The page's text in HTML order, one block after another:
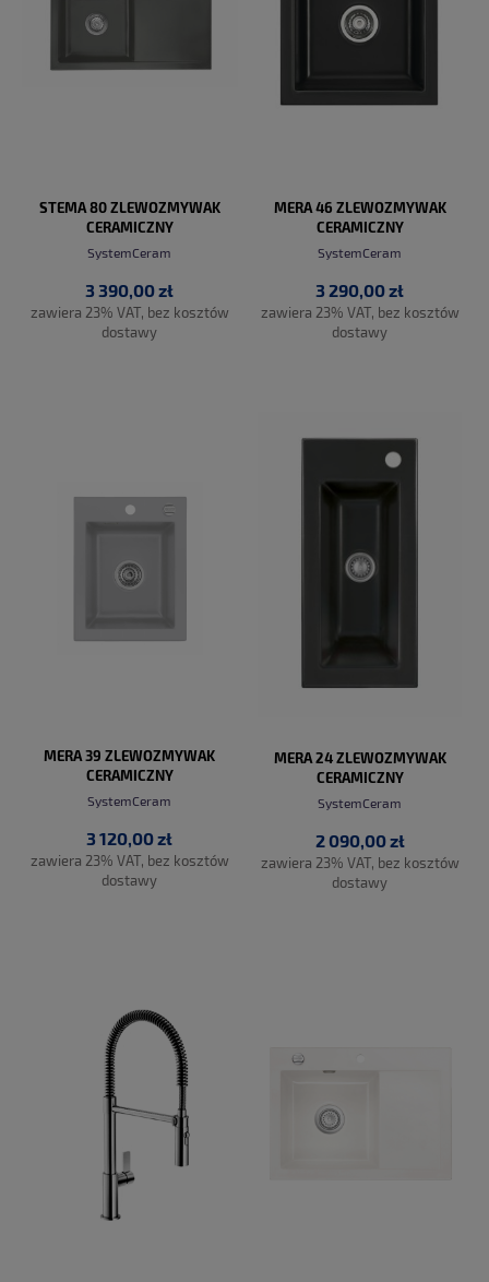
STEMA 80 ZLEWOZMYWAK
CERAMICZNY
SystemCeram
3 390,00 zł
zawiera 23% VAT, bez kosztów
dostawy
MERA 46 ZLEWOZMYWAK
CERAMICZNY
SystemCeram
3 290,00 zł
zawiera 23% VAT, bez kosztów
dostawy
DO KOSZYKA
MERA 39 ZLEWOZMYWAK
CERAMICZNY
SystemCeram
3 120,00 zł
zawiera 23% VAT, bez kosztów
dostawy
MERA 24 ZLEWOZMYWAK
CERAMICZNY
SystemCeram
2 090,00 zł
zawiera 23% VAT, bez kosztów
dostawy